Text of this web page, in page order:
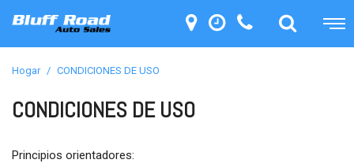
Hogar / CONDICIONES DE USO
CONDICIONES DE USO
Principios orientadores: